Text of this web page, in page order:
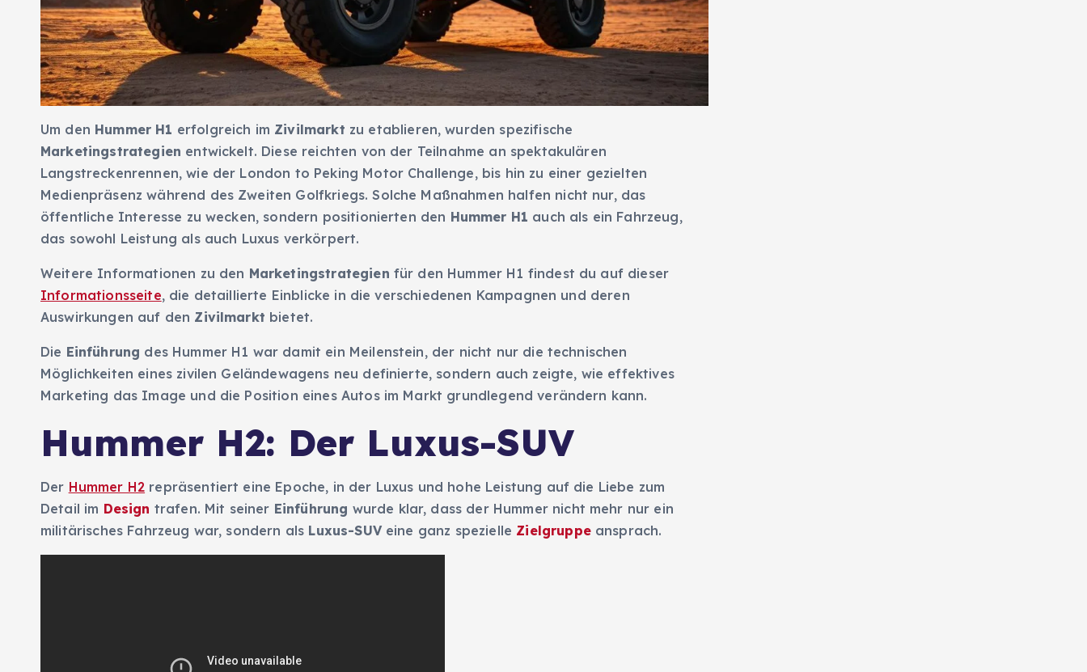
Um den Hummer H1 erfolgreich im Zivilmarkt zu etablieren, wurden spezifische
Marketingstrategien entwickelt. Diese reichten von der Teilnahme an spektakulären
Langstreckenrennen, wie der London to Peking Motor Challenge, bis hin zu einer gezielten
Medienpräsenz während des Zweiten Golfkriegs. Solche Maßnahmen halfen nicht nur, das
öffentliche Interesse zu wecken, sondern positionierten den Hummer H1 auch als ein Fahrzeug,
das sowohl Leistung als auch Luxus verkörpert.
Weitere Informationen zu den Marketingstrategien für den Hummer H1 findest du auf dieser
Informationsseite, die detaillierte Einblicke in die verschiedenen Kampagnen und deren
Auswirkungen auf den Zivilmarkt bietet.
Die Einführung des Hummer H1 war damit ein Meilenstein, der nicht nur die technischen
Möglichkeiten eines zivilen Geländewagens neu definierte, sondern auch zeigte, wie effektives
Marketing das Image und die Position eines Autos im Markt grundlegend verändern kann.
Hummer H2: Der Luxus-SUV
Der Hummer H2 repräsentiert eine Epoche, in der Luxus und hohe Leistung auf die Liebe zum
Detail im Design trafen. Mit seiner Einführung wurde klar, dass der Hummer nicht mehr nur ein
militärisches Fahrzeug war, sondern als Luxus-SUVeine ganz spezielle Zielgruppeansprach.